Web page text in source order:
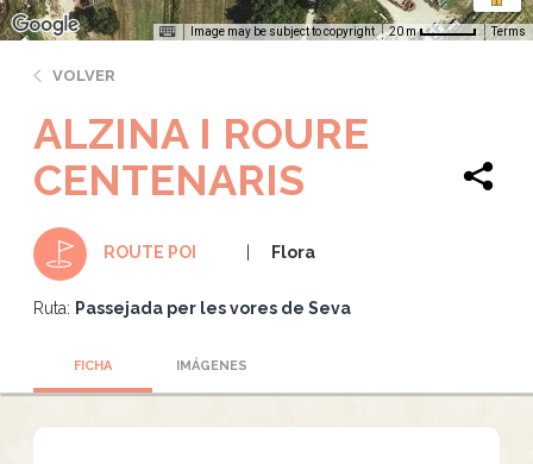
Image may be subject to copyright 20 m Terms
VOLVER
ALZINA I ROURE
CENTENARIS
ROUTE POI Flora
Ruta: Passejada per les vores de Seva
FICHA IMÁGENES